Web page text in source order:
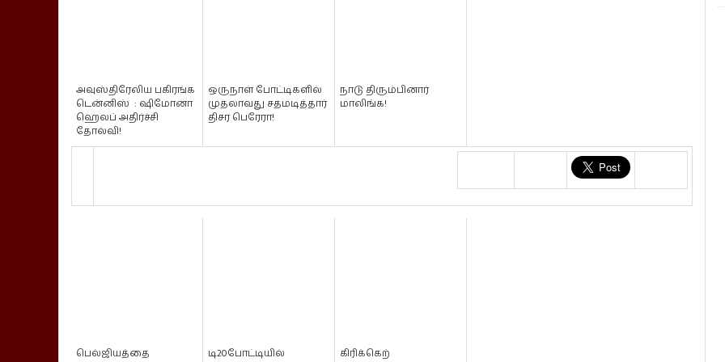
அவுஸ்திரேலிய பகிரங்க
டென்னிஸ் : ஷிமோனா
ஹெலப் அதிர்ச்சி
தோல்வி!
ஒருநாள் போட்டிகளில்
முதலாவது சதமடித்தார்
திசர பெரேரா!
நாடு திரும்பினார்
மாலிங்க!
பெல்ஜியத்தை
டி20போட்டியில்
கிரிக்கெற்